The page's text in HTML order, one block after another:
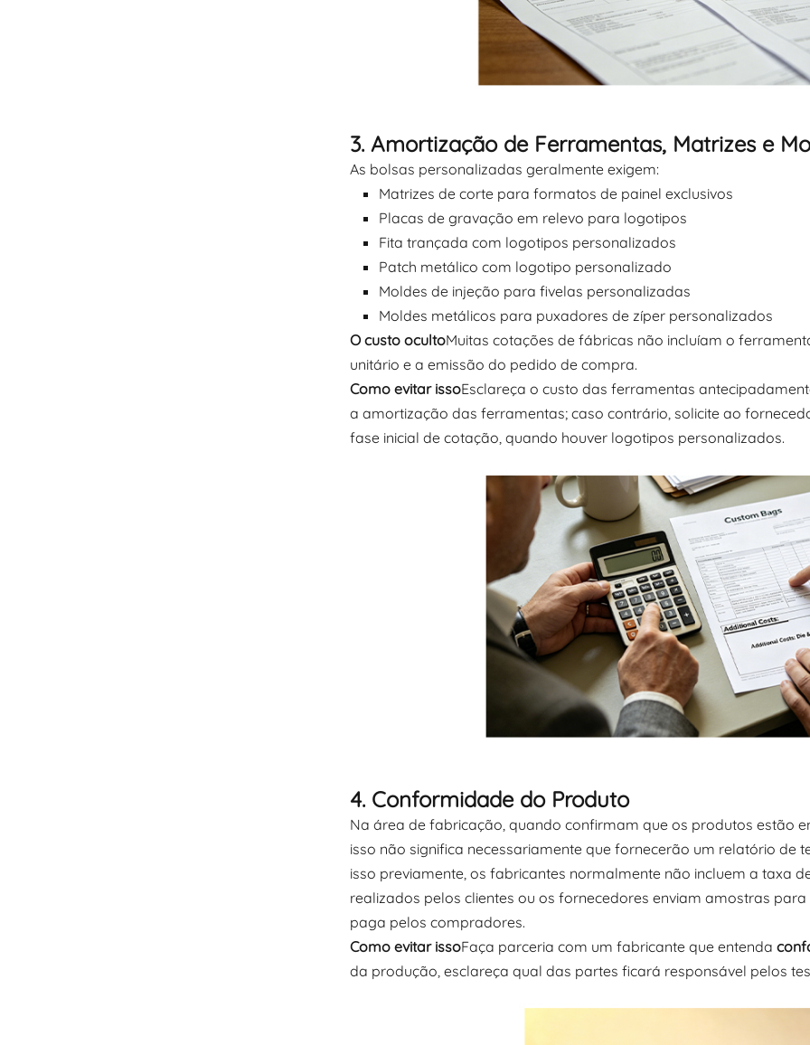
3. Amortização de Ferramentas, Matrizes e
As bolsas personalizadas geralmente exigem:
Matrizes de corte para formatos de painel exclusivos
Placas de gravação em relevo para logotipos
Fita trançada com logotipos personalizados
Patch metálico com logotipo personalizado
Moldes de injeção para fivelas personalizadas
Moldes metálicos para puxadores de zíper personalizados
O custo ocultoMuitas cotações de fábricas não incluíam o
unitário e a emissão do pedido de compra.
Como evitar issoEsclareça o custo das ferramentas
a amortização das ferramentas; caso contrário, solicite ao
fase inicial de cotação, quando houver logotipos personalizados.
4. Conformidade do Produto
Na área de fabricação, quando confirmam que os produtos estão
isso não significa necessariamente que fornecerão um relatório de
isso previamente, os fabricantes normalmente não incluem a taxa
realizados pelos clientes ou os fornecedores enviam amostras
paga pelos compradores.
Como evitar issoFaça parceria com um fabricante que entenda
da produção, esclareça qual das partes ficará responsável pelos